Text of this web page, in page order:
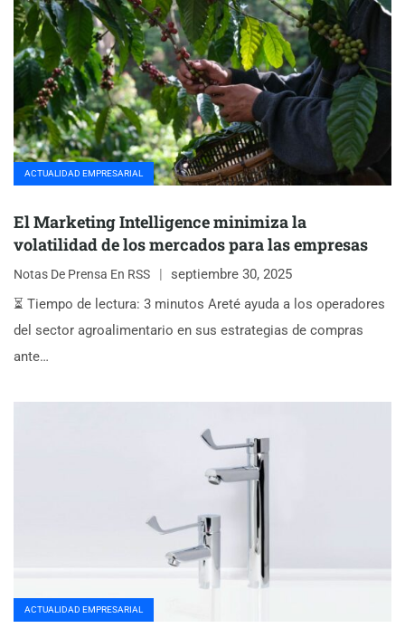
ACTUALIDAD EMPRESARIAL
El Marketing Intelligence minimiza la
volatilidad de los mercados para las empresas
Notas De Prensa En RSS
septiembre 30, 2025
⏳ Tiempo de lectura: 3 minutos Areté ayuda a los operadores
del sector agroalimentario en sus estrategias de compras
ante…
ACTUALIDAD EMPRESARIAL